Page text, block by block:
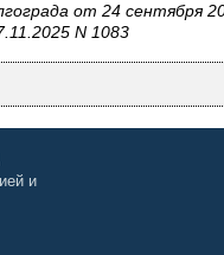
от 24 сентября
N 1083
и